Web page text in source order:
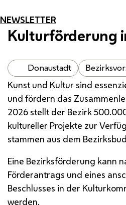
NEWSLETTER
Kulturförderung
Donaustadt
Kunst und Kultur sind
und fördern das
2026 stellt der Bezirk
kultureller Projekte zur
stammen aus dem
Eine Bezirksförderung kann
Förderantrags und eines
Beschlusses in der
werden.